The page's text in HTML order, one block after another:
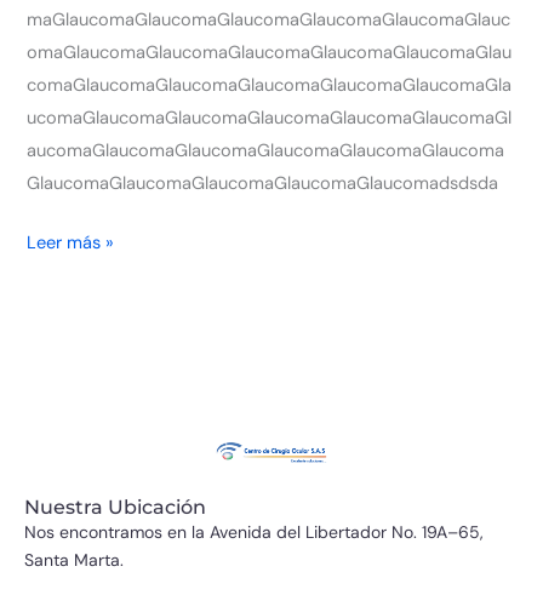
maGlaucomaGlaucomaGlaucomaGlaucomaGlaucomaGlauc
omaGlaucomaGlaucomaGlaucomaGlaucomaGlaucomaGlau
comaGlaucomaGlaucomaGlaucomaGlaucomaGlaucomaGla
ucomaGlaucomaGlaucomaGlaucomaGlaucomaGlaucomaGl
aucomaGlaucomaGlaucomaGlaucomaGlaucomaGlaucoma
GlaucomaGlaucomaGlaucomaGlaucomaGlaucomadsdsda
Leer más »
Nuestra Ubicación
Nos encontramos en la Avenida del Libertador No. 19A–65,
Santa Marta.